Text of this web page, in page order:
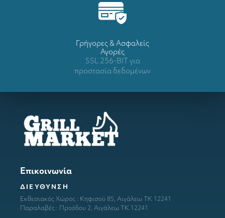
Γρήγορες & Ασφαλείς
Αγορές
SSL 256-BIT για
προστασία δεδομένων
Επικοινωνία
ΔΙΕΥΘΥΝΣΗ
Εκθεσιακός Χώρος : Κηφισού 85, Αιγάλεω ΤΚ 12241
Παραλαβές : Προόδου 2, Αιγάλεω ΤΚ 12241